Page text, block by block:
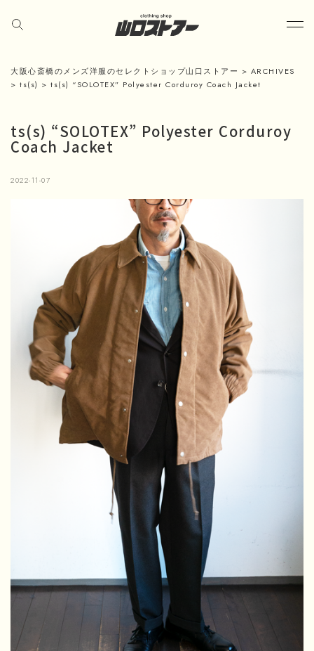
大阪心斎橋のメンズ洋服のセレクトショップ山口ストアー > ARCHIVES
> ts(s) > ts(s) “SOLOTEX” Polyester Corduroy Coach Jacket
ts(s) “SOLOTEX” Polyester Corduroy
Coach Jacket
2022-11-07